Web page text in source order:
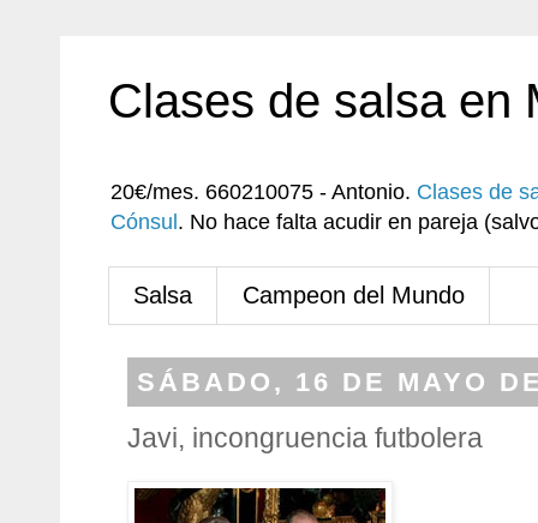
Clases de salsa en
20€/mes. 660210075 - Antonio. Clases de
Cónsul . No hace falta acudir en pareja
Salsa Campeon del Mundo
SÁBADO, 16 DE MAYO
Javi, incongruencia futbolera